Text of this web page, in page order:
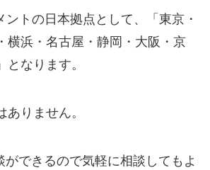
ントの日本拠点として、「東京・
横浜・名古屋・静岡・大阪・京
なります。
ありません。
ができるので気軽に相談してもよ